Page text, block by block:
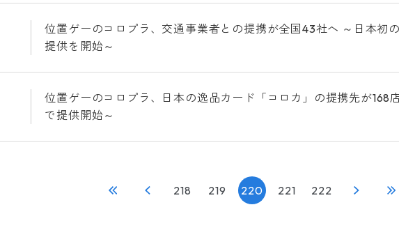
位置ゲーのコロプラ、交通事業者との提携が全国43社へ ～日本初
提供を開始～
位置ゲーのコロプラ、日本の逸品カード「コロカ」の提携先が168
で提供開始～
218 219 220 221 222